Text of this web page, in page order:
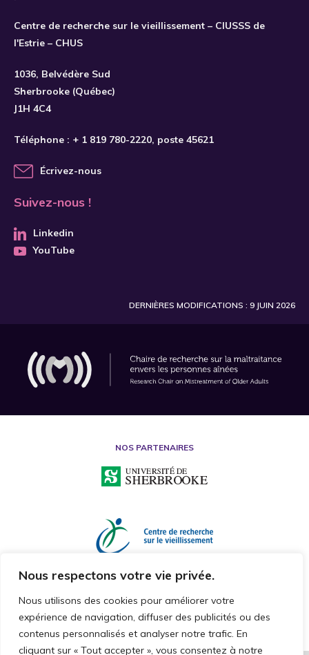
Nous respectons votre vie privée.
Nous utilisons des cookies pour améliorer votre
expérience de navigation, diffuser des publicités ou des
contenus personnalisés et analyser notre trafic. En
cliquant sur « Tout accepter », vous consentez à notre
Centre de recherche sur le vieillissement – CIUSSS de
l'Estrie – CHUS
1036, Belvédère Sud
Sherbrooke (Québec)
J1H 4C4
Téléphone : + 1 819 780-2220, poste 45621
Écrivez-nous
Suivez-nous !
Linkedin
YouTube
DERNIÈRES MODIFICATIONS : 9 JUIN 2026
NOS PARTENAIRES